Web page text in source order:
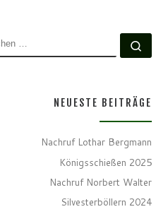
SUCHE
NEUESTE BEITRÄGE
Nachruf Lothar Bergmann
Königsschießen 2025
Nachruf Norbert Walter
Silvesterböllern 2024